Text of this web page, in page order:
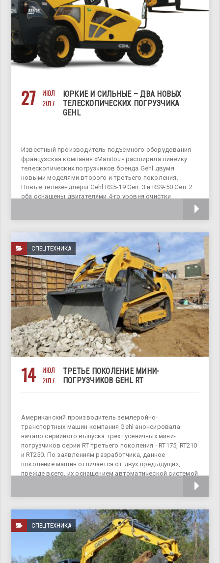
27
ИЮЛ
2017
ЮРКИЕ И СИЛЬНЫЕ – ДВА НОВЫХ
ТЕЛЕСКОПИЧЕСКИХ ПОГРУЗЧИКА
GEHL
Известный производитель подъемного оборудования
французская компания «Manitou» расширила линейку
телескопических погрузчиков бренда Gehl двумя
новыми моделями второго и третьего поколения.
Новые телехендлеры Gehl RS5-19 Gen: 3 и RS9-50 Gen: 2
оба оснащены двигателями 4-го уровня очистки
СПЕЦТЕХНИКА
14
ИЮЛ
2017
ТРЕТЬЕ ПОКОЛЕНИЕ МИНИ-
ПОГРУЗЧИКОВ GEHL RT
Американский производитель землеройно-
транспортных машин компания Gehl анонсировала
начало серийного выпуска трех гусеничных мини-
погрузчиков серии RT третьего поколения - RT175, RT210
и RT250. По заявлениям разработчика, данное
поколение машин отличается от двух предыдущих,
прежде всего, их оснащением автоматической системой
СПЕЦТЕХНИКА